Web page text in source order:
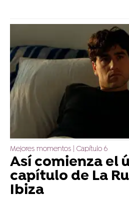
Mejores momentos | Capítulo 6
Así comienza el
capítulo de La
Ibiza